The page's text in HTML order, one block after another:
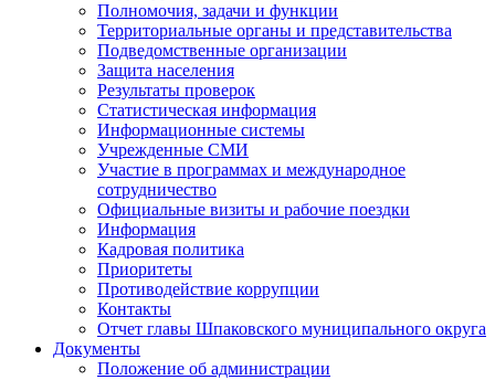
Полномочия, задачи и функции
Территориальные органы и представительства
Подведомственные организации
Защита населения
Результаты проверок
Статистическая информация
Информационные системы
Учрежденные СМИ
Участие в программах и международное
сотрудничество
Официальные визиты и рабочие поездки
Информация
Кадровая политика
Приоритеты
Противодействие коррупции
Контакты
Отчет главы Шпаковского муниципального округа
Документы
Положение об администрации